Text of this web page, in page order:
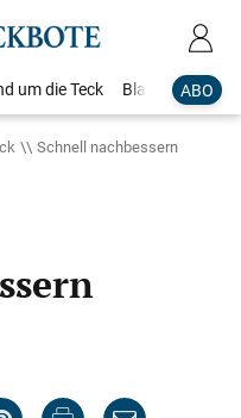
ABO
um die Teck Blaulicht
Schnell nachbessern